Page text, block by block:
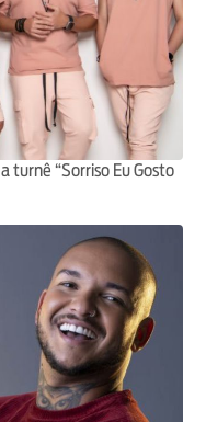
turnê “Sorriso Eu Gosto